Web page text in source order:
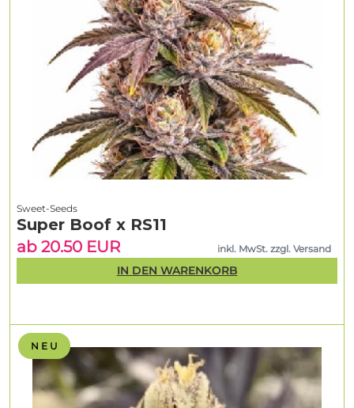
N E U
Sweet-Seeds
Super Boof x RS11
ab 20.50 EUR
inkl. MwSt. zzgl. Versand
IN DEN WARENKORB